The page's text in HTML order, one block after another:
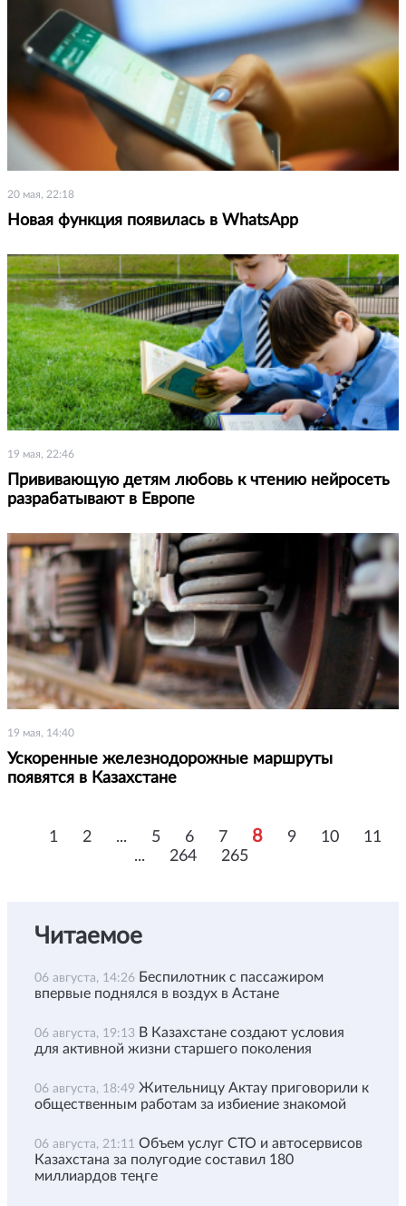
20 мая, 22:18
Новая функция появилась в WhatsApp
19 мая, 22:46
Прививающую детям любовь к чтению нейросеть
разрабатывают в Европе
19 мая, 14:40
Ускоренные железнодорожные маршруты
появятся в Казахстане
1 2 ... 5 6 7 8 9 10
11
...
264 265
Читаемое
06 августа, 14:26 Беспилотник с пассажиром
впервые поднялся в воздух в Астане
06 августа, 19:13 В Казахстане создают условия
для активной жизни старшего поколения
06 августа, 18:49 Жительницу Актау приговорили к
общественным работам за избиение знакомой
06 августа, 21:11 Объем услуг СТО и автосервисов
Казахстана за полугодие составил 180
миллиардов теңге